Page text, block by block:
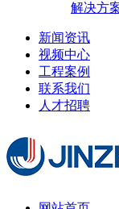
解决方
新闻资讯
视频中心
工程案例
联系我们
人才招聘